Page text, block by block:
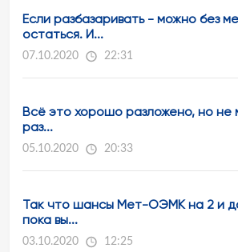
Если разбазаривать - можно без
остаться. И...
07.10.2020 22:31
Всё это хорошо разложено, но не
раз...
05.10.2020 20:33
Так что шансы Мет-ОЭМК на 2 и
пока вы...
03.10.2020 12:25